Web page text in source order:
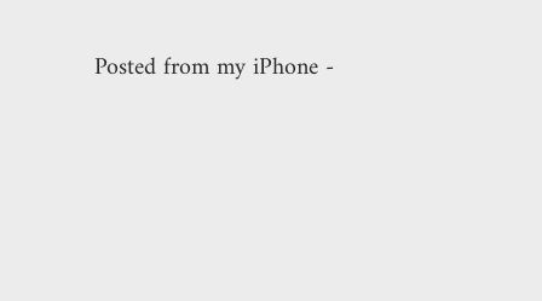
- Posted from my iPhone